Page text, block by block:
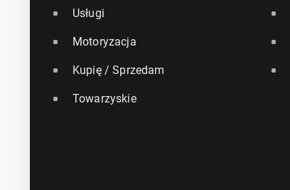
Usługi
Motoryzacja
Kupię / Sprzedam
Towarzyskie